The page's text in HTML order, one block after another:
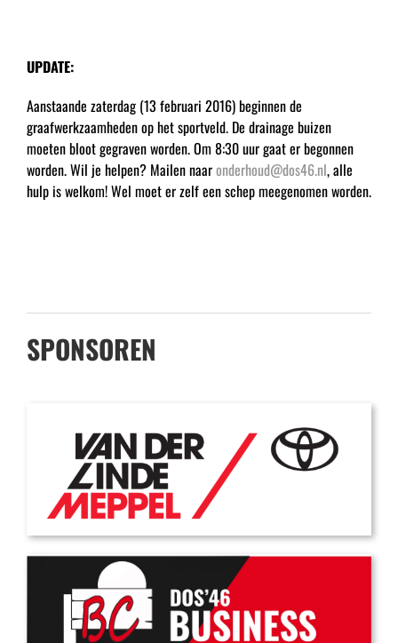
UPDATE:
Aanstaande zaterdag (13 februari 2016) beginnen de
graafwerkzaamheden op het sportveld. De drainage buizen
moeten bloot gegraven worden. Om 8:30 uur gaat er begonnen
worden. Wil je helpen? Mailen naaronderhoud@dos46.nl, alle
hulp is welkom! Wel moet er zelf een schep meegenomen worden.
SPONSOREN